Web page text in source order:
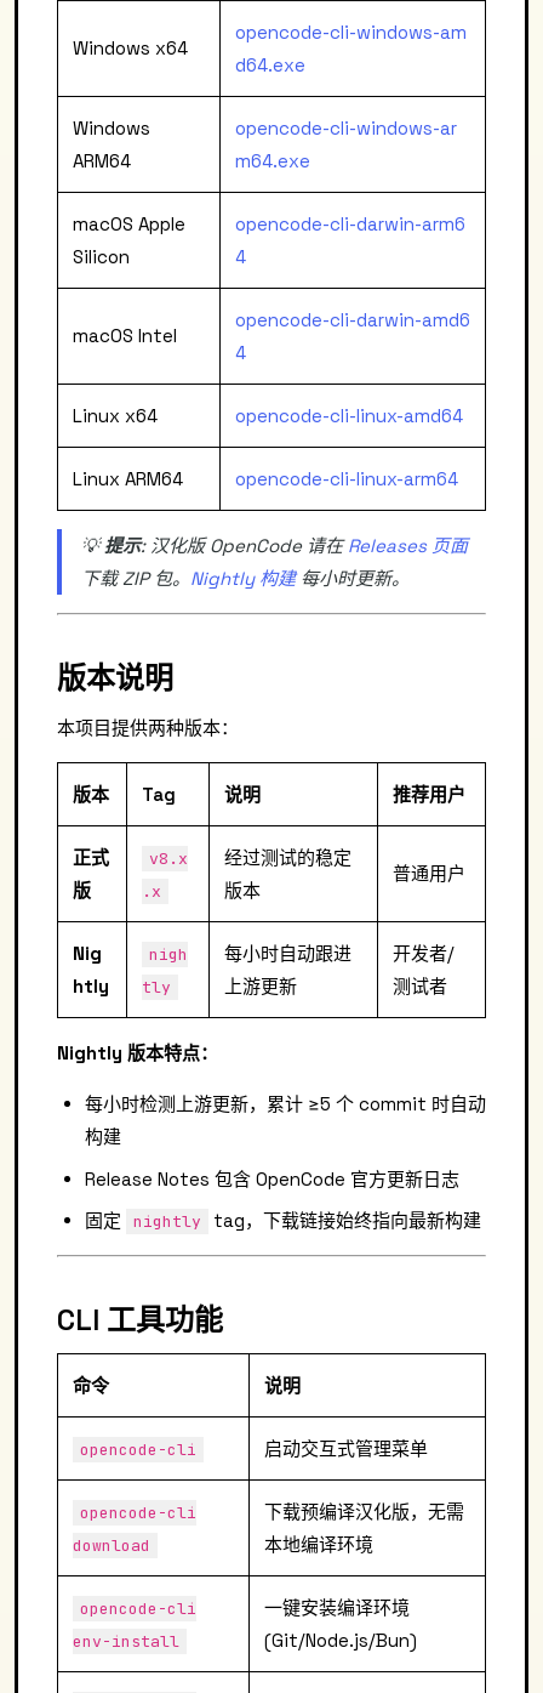
Windows x64
opencode-cli-windows-am
d64.exe
Windows
ARM64
opencode-cli-windows-ar
m64.exe
macOS Apple
Silicon
opencode-cli-darwin-arm6
4
macOS Intel
opencode-cli-darwin-amd6
4
Linux x64 opencode-cli-linux-amd64
Linux ARM64 opencode-cli-linux-arm64
💡提示: 汉化版 OpenCode 请在Releases 页面
下载 ZIP 包。 Nightly 构建每小时更新。
版本说明
本项目提供两种版本：
版本 Tag 说明 推荐用户
正式
版
v8.x
.x
经过测试的稳定
版本
普通用户
Nig
htly
nigh
tly
每小时自动跟进
上游更新
开发者/
测试者
Nightly 版本特点：
每小时检测上游更新，累计 ≥5 个 commit 时自动
构建
Release Notes 包含 OpenCode 官方更新日志
固定
nightly tag，下载链接始终指向最新构建
CLI 工具功能
命令 说明
opencode-cli 启动交互式管理菜单
opencode-cli
download
下载预编译汉化版，无需
本地编译环境
opencode-cli
env-install
一键安装编译环境
(Git/Node.js/Bun)